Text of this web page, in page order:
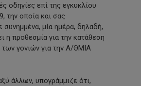
οδηγίες επί της εγκυκλίου
την οποία και σας
μία ημέρα, δηλαδή,
η προθεσμία για την κατάθεση
γονιών για την Α/ΘΜΙΑ
άλλων, υπογράμμιζε ότι,